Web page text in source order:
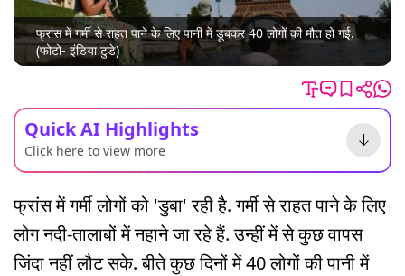
फ्रांस में गर्मी से राहत पाने के लिए पानी में डूबकर 40 लोगों की मौत हो गई.
(फोटो- इंडिया टुडे)
Quick AI Highlights
Click here to view more
फ्रांस में गर्मी लोगों को 'डुबा' रही है. गर्मी से राहत पाने के लिए
लोग नदी-तालाबों में नहाने जा रहे हैं. उन्हीं में से कुछ वापस
जिंदा नहीं लौट सके. बीते कुछ दिनों में 40 लोगों की पानी में